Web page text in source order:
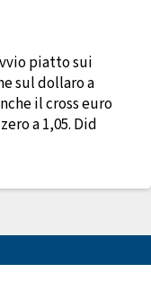
piatto sui
sul dollaro a
il cross euro
a 1,05. Did